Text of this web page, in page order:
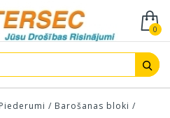
0
Piederumi / Barošanas bloki /